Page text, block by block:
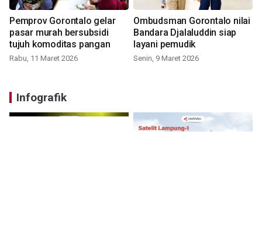
Pemprov Gorontalo gelar
pasar murah bersubsidi
tujuh komoditas pangan
Rabu, 11 Maret 2026
Ombudsman Gorontalo nilai
Bandara Djalaluddin siap
layani pemudik
Senin, 9 Maret 2026
Infografik